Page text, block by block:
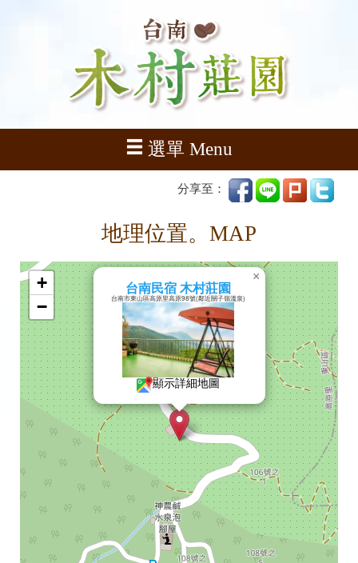
選單 Menu
分享至：
地理位置。MAP
台南民宿 木村莊園
台南市東山區高原里高原98號(鄰近關子嶺溫泉)
顯示詳細地圖
×
+
−